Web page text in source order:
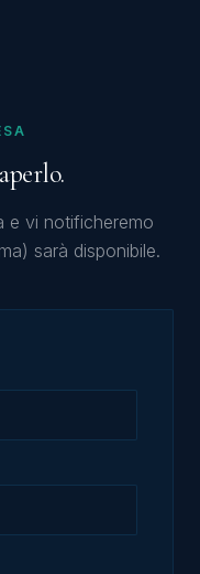
e vi notificheremo
sarà disponibile.